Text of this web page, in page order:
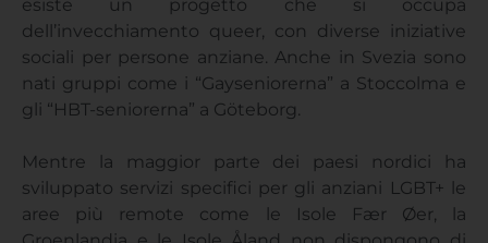
esiste un progetto che si occupa
dell’invecchiamento queer, con diverse iniziative
sociali per persone anziane. Anche in Svezia sono
nati gruppi come i “Gayseniorerna” a Stoccolma e
gli “HBT-seniorerna” a Göteborg.
Mentre la maggior parte dei paesi nordici ha
sviluppato servizi specifici per gli anziani LGBT+ le
aree più remote come le Isole Fær Øer, la